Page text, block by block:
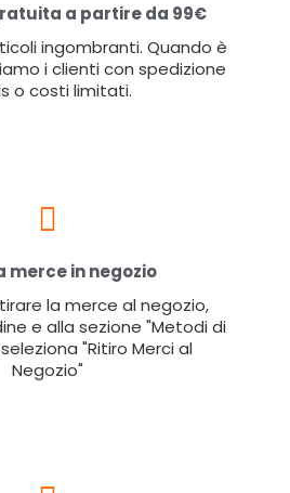
a partire da 99€
ingombranti. Quando è
i clienti con spedizione
o costi limitati.
merce in negozio
la merce al negozio,
e alla sezione "Metodi di
"Ritiro Merci al
Negozio"